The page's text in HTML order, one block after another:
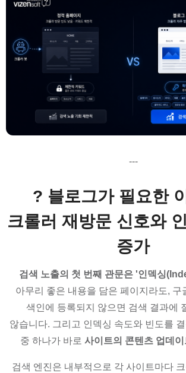
---
? 블로그가 필요한
크롤러 재방문 신호와
증가
검색 노출의 첫 번째 관문은 '인덱싱
아무리 좋은 내용을 담은 페이지라도, 구
색인에 등록되지 않으면 검색 결과에
않습니다. 그리고 인덱싱 속도와 빈도를
중 하나가 바로 사이트의 콘텐츠 업데이
검색 엔진은 내부적으로 각 사이트마다